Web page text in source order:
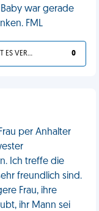
war gerade
FML
DU HAST ES VERDIENT 0
per Anhalter
Ich treffe die
freundlich sind.
Frau, ihre
ihr Mann sei